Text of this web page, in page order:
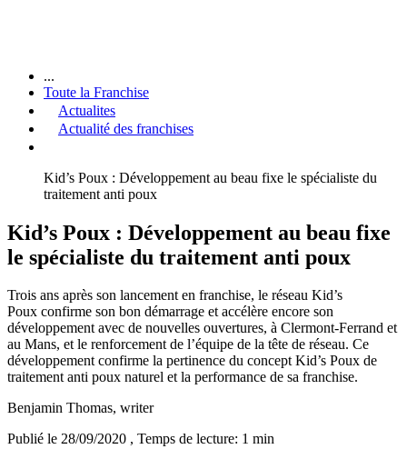
...
Toute la Franchise
Actualites
Actualité des franchises
Kid’s Poux : Développement au beau fixe le spécialiste du
traitement anti poux
Kid’s Poux : Développement au beau fixe
le spécialiste du traitement anti poux
Trois ans après son lancement en franchise, le réseau Kid’s
Poux confirme son bon démarrage et accélère encore son
développement avec de nouvelles ouvertures, à Clermont-Ferrand et
au Mans, et le renforcement de l’équipe de la tête de réseau. Ce
développement confirme la pertinence du concept Kid’s Poux de
traitement anti poux naturel et la performance de sa franchise.
Benjamin Thomas, writer
Publié le 28/09/2020 , Temps de lecture: 1 min